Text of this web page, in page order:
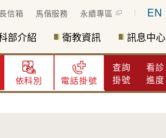
信箱 馬偕服務 永續專區 EN
部介紹 衛教資訊 訊息中心
依科別 電話掛號
查詢
掛號
看診
進度